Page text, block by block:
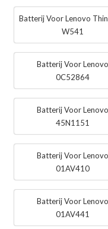
Batterij Voor Lenovo
W541
Batterij Voor Lenovo
0C52864
Batterij Voor Lenovo
45N1151
Batterij Voor Lenovo
01AV410
Batterij Voor Lenovo
01AV441